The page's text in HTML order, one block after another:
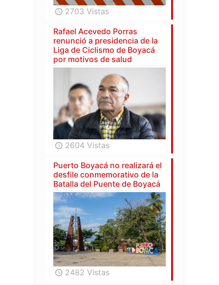
2703 Vistas
Rafael Acevedo Porras
renunció a presidencia de la
Liga de Ciclismo de Boyacá
por motivos de salud
2604 Vistas
Puerto Boyacá no realizará el
desfile conmemorativo de la
Batalla del Puente de Boyacá
2482 Vistas